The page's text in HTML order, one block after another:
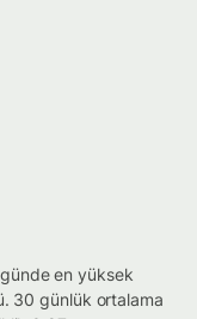
en yüksek
30 günlük ortalama